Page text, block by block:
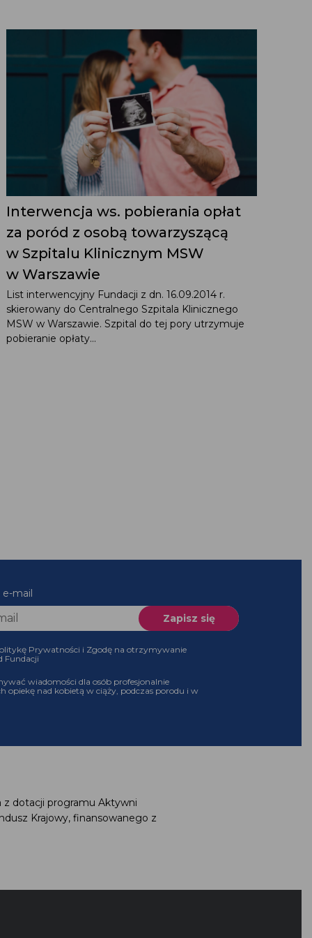
Interwencja ws. pobierania opłat
za poród z osobą towarzyszącą
w Szpitalu Klinicznym MSW
w Warszawie
List interwencyjny Fundacji z dn. 16.09.2014 r.
skierowany do Centralnego Szpitala Klinicznego
MSW w Warszawie. Szpital do tej pory utrzymuje
pobieranie opłaty...
e-mail
Prywatności i Zgodę na otrzymywanie
Fundacji
wiadomości dla osób profesjonalnie
opiekę nad kobietą w ciąży, podczas porodu i w
z dotacji programu Aktywni
Krajowy, finansowanego z